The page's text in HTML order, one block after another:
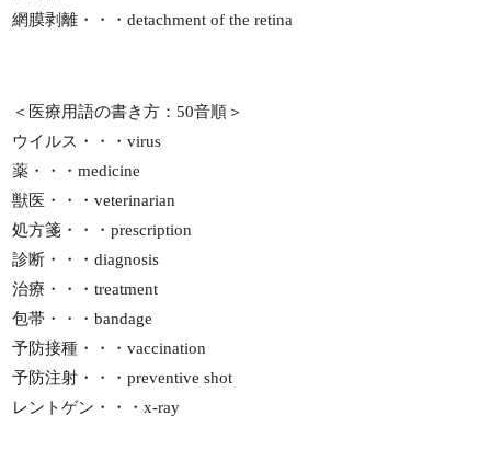
網膜剥離・・・detachment of the retina
＜医療用語の書き方：50音順＞
ウイルス・・・virus
薬・・・medicine
獣医・・・veterinarian
処方箋・・・prescription
診断・・・diagnosis
治療・・・treatment
包帯・・・bandage
予防接種・・・vaccination
予防注射・・・preventive shot
レントゲン・・・x-ray